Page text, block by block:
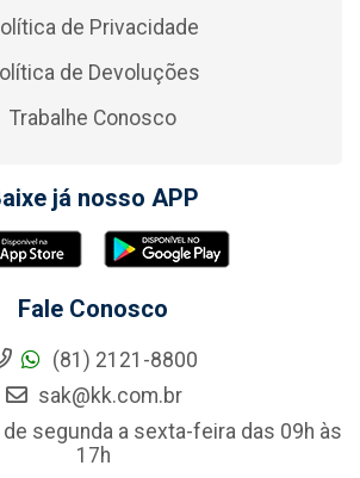
de Privacidade
de Devoluções
Trabalhe Conosco
já nosso APP
Fale Conosco
(81) 2121-8800
sak@kk.com.br
segunda a sexta-feira das 09h às
17h